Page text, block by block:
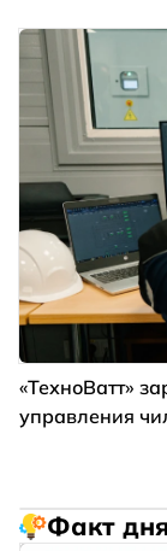
«ТехноВатт»
управления
Факт дня